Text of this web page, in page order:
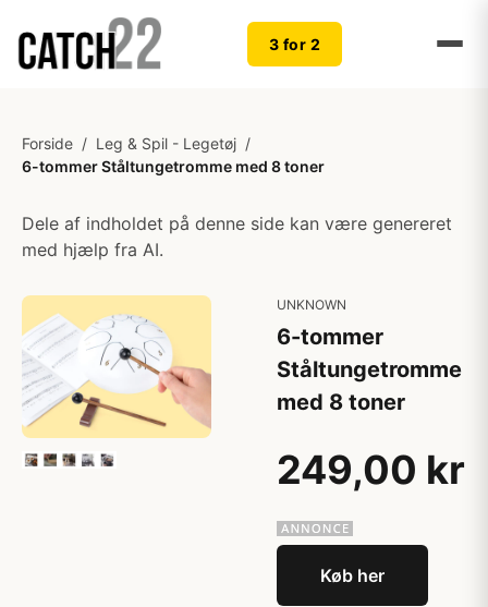
3 for 2
Forside / Leg & Spil - Legetøj /
6-tommer Ståltungetromme med 8 toner
Dele af indholdet på denne side kan være genereret
med hjælp fra AI.
UNKNOWN
6-tommer
Ståltungetromme
med 8 toner
249,00 kr
Køb her